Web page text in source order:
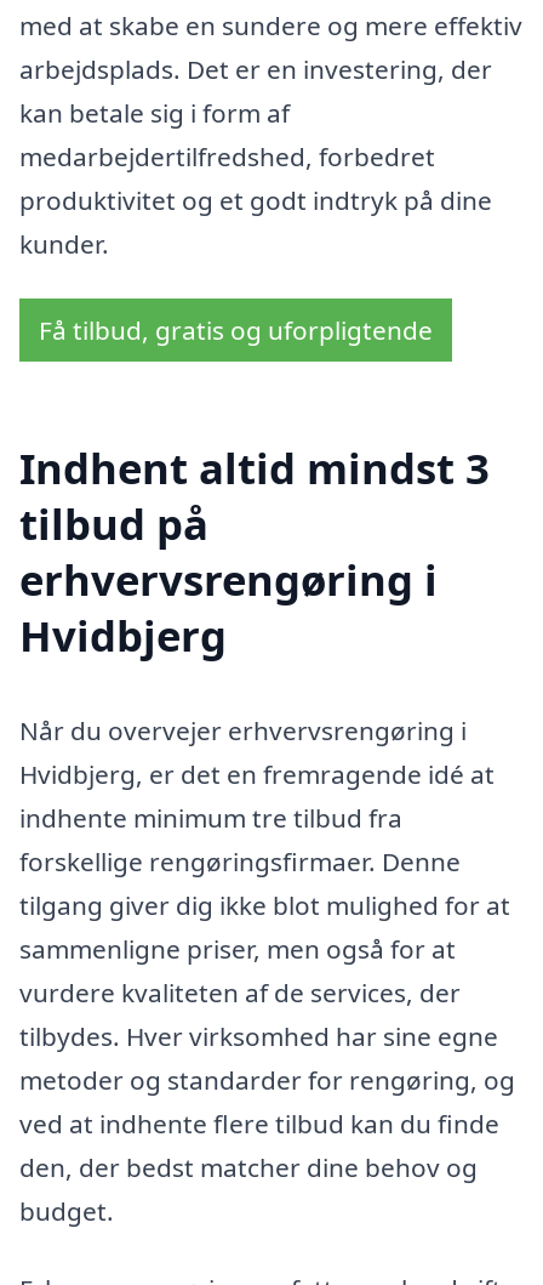
med at skabe en sundere og mere effektiv
arbejdsplads. Det er en investering, der
kan betale sig i form af
medarbejdertilfredshed, forbedret
produktivitet og et godt indtryk på dine
kunder.
Få tilbud, gratis og uforpligtende
Indhent altid mindst 3
tilbud på
erhvervsrengøring i
Hvidbjerg
Når du overvejer erhvervsrengøring i
Hvidbjerg, er det en fremragende idé at
indhente minimum tre tilbud fra
forskellige rengøringsfirmaer. Denne
tilgang giver dig ikke blot mulighed for at
sammenligne priser, men også for at
vurdere kvaliteten af de services, der
tilbydes. Hver virksomhed har sine egne
metoder og standarder for rengøring, og
ved at indhente flere tilbud kan du finde
den, der bedst matcher dine behov og
budget.